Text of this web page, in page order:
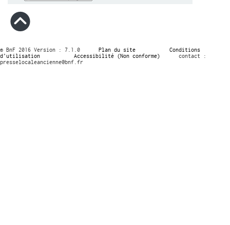
© BnF 2016 Version : 7.1.0 Plan du site
Conditions
d’utilisation
Accessibilité (Non conforme)
contact :
presselocaleancienne@bnf.fr